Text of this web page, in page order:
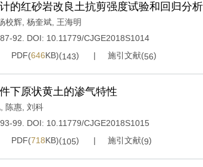
的红砂岩改良土抗剪强度试验和回归分析
校辉 杨奎斌 王海明
92.
DOI: 10.11779/CJGE2018S1014
PDF(646KB)(143) 施引文献(56)
下原状黄土的渗气特性
陈惠 刘科
99.
DOI: 10.11779/CJGE2018S1015
PDF(718KB)(105) 施引文献(9)